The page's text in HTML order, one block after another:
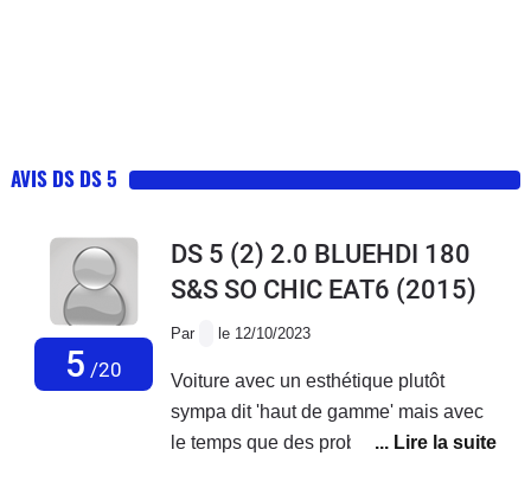
AVIS DS DS 5
5 /20
DS 5 (2) 2.0 BLUEHDI 180
S&S SO CHIC EAT6 (2015)
Par le 12/10/2023
Voiture avec un esthétique plutôt
sympa dit 'haut de gamme' mais avec
le temps que des problèmes....Aucun